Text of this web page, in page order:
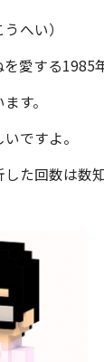
へい）
愛する1985
す。
ですよ。
た回数は数知